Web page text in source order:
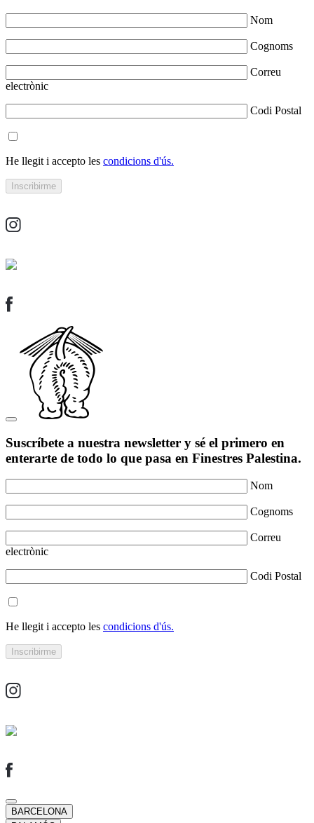
Nom
Cognoms
Correu
electrònic
Codi Postal
He llegit i accepto les condicions d'ús.
Suscríbete a nuestra newsletter y sé el primero en
enterarte de todo lo que pasa en Finestres Palestina.
Nom
Cognoms
Correu
electrònic
Codi Postal
He llegit i accepto les condicions d'ús.
BARCELONA